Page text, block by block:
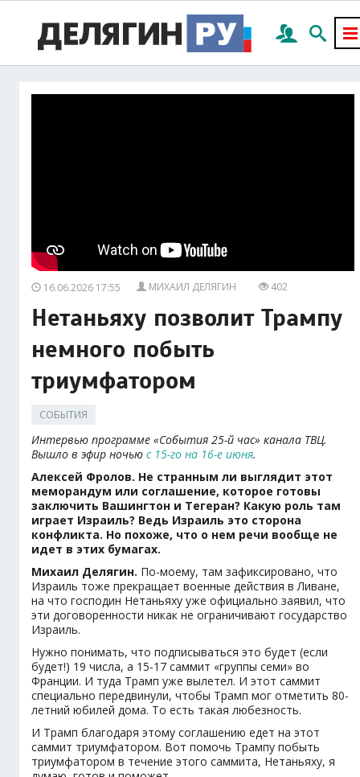
16.06.2026 17:55 МИХАИЛ ДЕЛЯГИН 402
Нетаньяху позволит Трампу
немного побыть
триумфатором
СОБЫТИЯ
Интервью программе «События 25-й час» канала ТВЦ.
Вышло в эфир ночью с 15-го на 16-е июня.
Алексей Фролов. Не странным ли выглядит этот
меморандум или соглашение, которое готовы
заключить Вашингтон и Тегеран? Какую роль там
играет Израиль? Ведь Израиль это сторона
конфликта. Но похоже, что о нем речи вообще не
идет в этих бумагах.
Михаил Делягин. По-моему, там зафиксировано, что
Израиль тоже прекращает военные действия в Ливане,
на что господин Нетаньяху уже официально заявил, что
эти договоренности никак не ограничивают государство
Израиль.
Нужно понимать, что подписываться это будет (если
будет!) 19 числа, а 15-17 саммит «группы семи» во
Франции. И туда Трамп уже вылетел. И этот саммит
специально передвинули, чтобы Трамп мог отметить 80-
летний юбилей дома. То есть такая любезность.
И Трамп благодаря этому соглашению едет на этот
саммит триумфатором. Вот помочь Трампу побыть
триумфатором в течение этого саммита, Нетаньяху, я